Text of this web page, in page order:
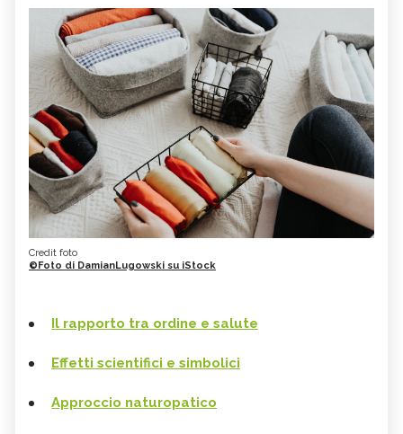
Credit foto
©Foto di DamianLugowski su iStock
Il rapporto tra ordine e salute
Effetti scientifici e simbolici
Approccio naturopatico